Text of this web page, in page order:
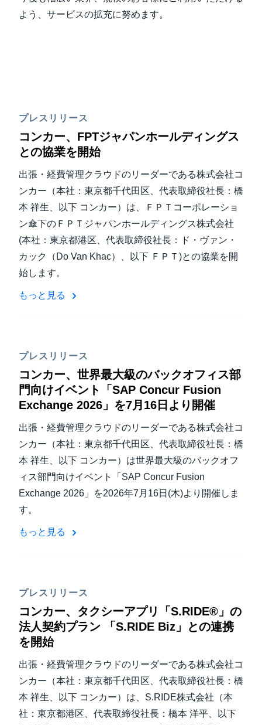
よう、サービスの拡充に努めます。
プレスリリース
コンカー、FPTジャパンホールディングス
との協業を開始
出張・経費管理クラウドのリーダーである株式会社コ
ンカー（本社：東京都千代田区、代表取締役社長：橋
本 祥生、以下 コンカー）は、ＦＰＴコーポレーショ
ン傘下のＦＰＴジャパンホールディングス株式会社
(本社：東京都港区、代表取締役社長：ド・ヴァン・
カック（Do Van Khac）、以下 ＦＰＴ)との協業を開
始します。
もっと見る
プレスリリース
コンカー、世界最大級のバックオフィス部
門向けイベント「SAP Concur Fusion
Exchange 2026」を7月16日より開催
出張・経費管理クラウドのリーダーである株式会社コ
ンカー（本社：東京都千代田区、代表取締役社長：橋
本 祥生、以下 コンカー）は世界最大級のバックオフ
ィス部門向けイベント「SAP Concur Fusion
Exchange 2026」を2026年7月16日(木)より開催しま
す。
もっと見る
プレスリリース
コンカー、タクシーアプリ「S.RIDE®」の
法人契約プラン 「S.RIDE Biz」との連携
を開始
出張・経費管理クラウドのリーダーである株式会社コ
ンカー（本社：東京都千代田区、代表取締役社長：橋
本 祥生、以下 コンカー）は、S.RIDE株式会社（本
社：東京都港区、代表取締役社長：橋本 洋平、以下